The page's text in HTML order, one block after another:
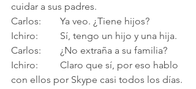
cuidar a sus padres.
Carlos: 	Ya veo. ¿Tiene hijos?
Ichiro:	Sí, tengo un hijo y una hija.
Carlos:	¿No extraña a su familia?
Ichiro: 	Claro que sí, por eso hablo
con ellos por Skype casi todos los días.